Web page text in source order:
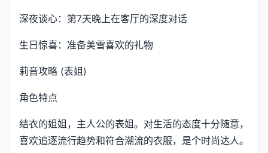
深夜谈心：第7天晚上在客厅的深度对话
生日惊喜：准备美雪喜欢的礼物
莉音攻略 (表姐)
角色特点
结衣的姐姐，主人公的表姐。对生活的态度十分随意，
喜欢追逐流行趋势和符合潮流的衣服，是个时尚达人。